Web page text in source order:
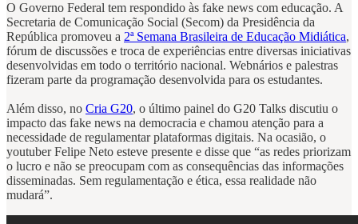
O Governo Federal tem respondido às fake news com educação. A
Secretaria de Comunicação Social (Secom) da Presidência da
República promoveu a 2ª Semana Brasileira de Educação Midiática,
fórum de discussões e troca de experiências entre diversas iniciativas
desenvolvidas em todo o território nacional. Webnários e palestras
fizeram parte da programação desenvolvida para os estudantes.
Além disso, no Cria G20, o último painel do G20 Talks discutiu o
impacto das fake news na democracia e chamou atenção para a
necessidade de regulamentar plataformas digitais. Na ocasião, o
youtuber Felipe Neto esteve presente e disse que “as redes priorizam
o lucro e não se preocupam com as consequências das informações
disseminadas. Sem regulamentação e ética, essa realidade não
mudará”.